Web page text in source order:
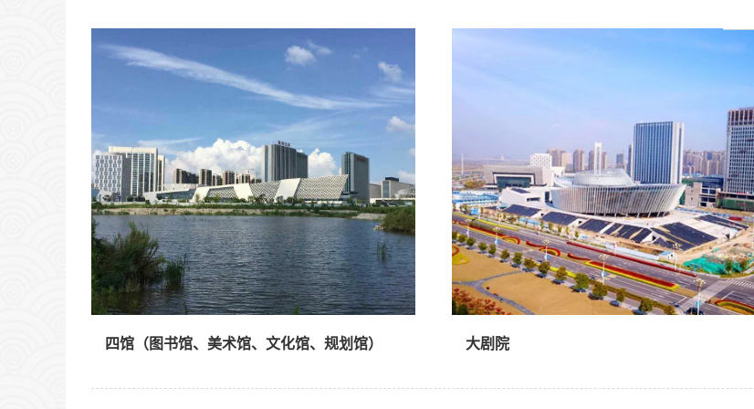
位于明志路东侧、致远路西侧、枚皋路北侧、景会
路南侧，已于2015年5月正式启用。
体育中心位于生态新城西片区，紧邻高教区，总建
筑面积15.7万平方米，主要建设有“一场三馆”：体
荣获“2013年中国钢结构金奖（国家优质工程）” 称
四馆（图书馆、美术馆、文化馆、规划馆）
淮安“四馆”（图书馆、美术馆、文化馆、规划馆）
大剧院
大剧院位于翔宇大道以东、枚皋中路以北，总用地